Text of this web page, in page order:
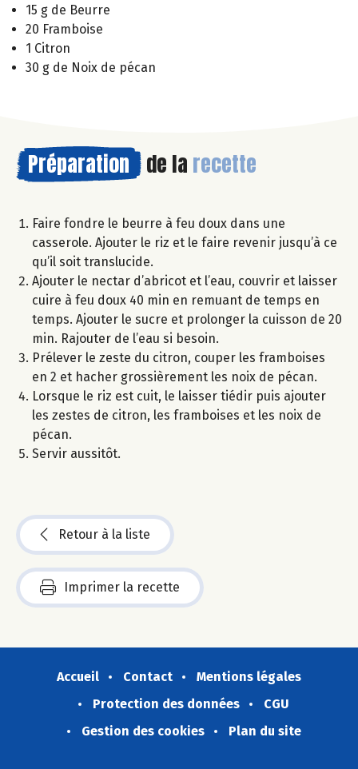
15 g de Beurre
20 Framboise
1 Citron
30 g de Noix de pécan
Préparation de la recette
Faire fondre le beurre à feu doux dans une
casserole. Ajouter le riz et le faire revenir jusqu’à ce
qu’il soit translucide.
Ajouter le nectar d’abricot et l’eau, couvrir et laisser
cuire à feu doux 40 min en remuant de temps en
temps. Ajouter le sucre et prolonger la cuisson de 20
min. Rajouter de l’eau si besoin.
Prélever le zeste du citron, couper les framboises
en 2 et hacher grossièrement les noix de pécan.
Lorsque le riz est cuit, le laisser tiédir puis ajouter
les zestes de citron, les framboises et les noix de
pécan.
Servir aussitôt.
Retour à la liste
Imprimer la recette
Accueil Contact
Mentions légales
Protection des données
CGU
Gestion des cookies
Plan du site